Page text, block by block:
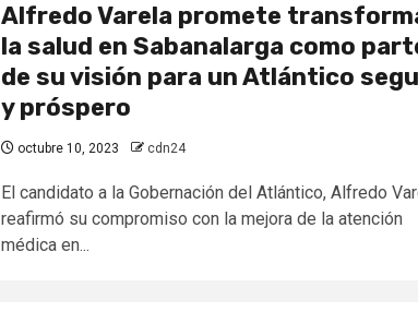
Alfredo Varela promete
la salud en Sabanalarga como
de su visión para un Atlántico
y próspero
octubre 10, 2023 cdn24
El candidato a la Gobernación del Atlántico, Alfredo
reafirmó su compromiso con la mejora de la atención
médica en...